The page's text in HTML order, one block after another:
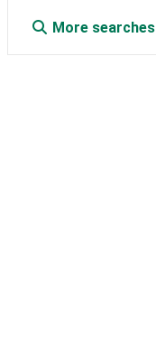
More searches